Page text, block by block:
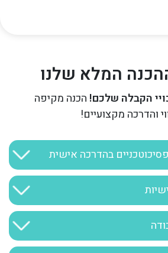
המלא שלנו
הקבלה שלכם! הכנה מקיפה
והדרכה מקצועיים!
בהדרכה אישית